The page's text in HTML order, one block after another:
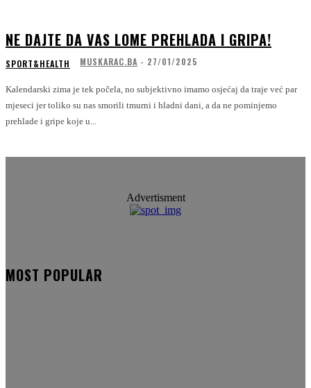
NE DAJTE DA VAS LOME PREHLADA I GRIPA!
SPORT&HEALTH MUSKARAC.BA - 27/01/2025
Kalendarski zima je tek počela, no subjektivno imamo osjećaj da traje već par
mjeseci jer toliko su nas smorili tmurni i hladni dani, a da ne pominjemo
prehlade i gripe koje u...
Advertisment
MOST POPULAR